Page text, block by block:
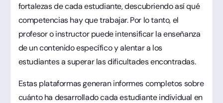
fortalezas de cada estudiante, descubriendo así qué
competencias hay que trabajar. Por lo tanto, el
profesor o instructor puede intensificar la enseñanza
de un contenido específico y alentar a los
estudiantes a superar las dificultades encontradas.
Estas plataformas generan informes completos sobre
cuánto ha desarrollado cada estudiante individual en